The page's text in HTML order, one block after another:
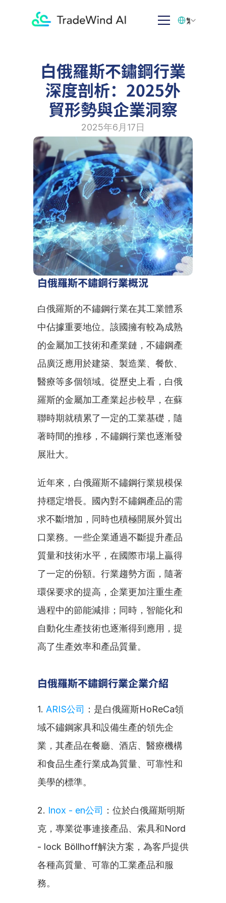
白俄羅斯不鏽鋼行業
深度剖析：2025外
貿形勢與企業洞察
2025年6月17日
白俄羅斯不鏽鋼行業概況
白俄羅斯的不鏽鋼行業在其工業體系
中佔據重要地位。該國擁有較為成熟
的金屬加工技術和產業鏈，不鏽鋼產
品廣泛應用於建築、製造業、餐飲、
醫療等多個領域。從歷史上看，白俄
羅斯的金屬加工產業起步較早，在蘇
聯時期就積累了一定的工業基礎，隨
著時間的推移，不鏽鋼行業也逐漸發
展壯大。
近年來，白俄羅斯不鏽鋼行業規模保
持穩定增長。國內對不鏽鋼產品的需
求不斷增加，同時也積極開展外貿出
口業務。一些企業通過不斷提升產品
質量和技術水平，在國際市場上贏得
了一定的份額。行業趨勢方面，隨著
環保要求的提高，企業更加注重生產
過程中的節能減排；同時，智能化和
自動化生產技術也逐漸得到應用，提
高了生產效率和產品質量。
白俄羅斯不鏽鋼行業企業介紹
1. ARIS公司 ：是白俄羅斯HoReCa領
域不鏽鋼家具和設備生產的領先企
業，其產品在餐廳、酒店、醫療機構
和食品生產行業成為質量、可靠性和
美學的標準。
2. Inox - en公司 ：位於白俄羅斯明斯
克，專業從事連接產品、索具和Nord
- lock Böllhoff解決方案，為客戶提供
各種高質量、可靠的工業產品和服
務。
繁体中文